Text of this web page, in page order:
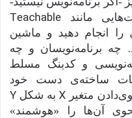
مانند Teachable
را انجام دهید و ماشین
چه برنامه‌نویسان و چه
و کدینگ مسلط
ربات ساخته‌ی دست خود
متغیر Xبه شکل Y
آن‌ها را «هوشمند»